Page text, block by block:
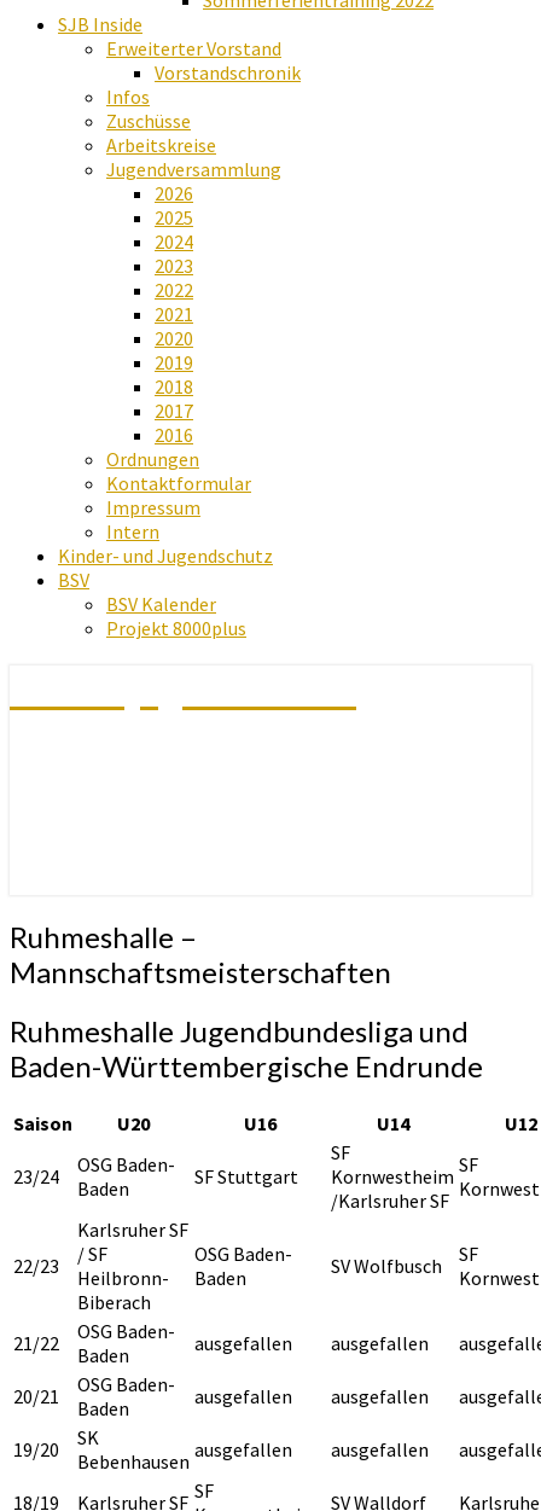
SJB Inside
Erweiterter Vorstand
Vorstandschronik
Infos
Zuschüsse
Arbeitskreise
Jugendversammlung
2026
2025
2024
2023
2022
2021
2020
2019
2018
2017
2016
Ordnungen
Kontaktformular
Impressum
Intern
Kinder- und Jugendschutz
BSV
BSV Kalender
Projekt 8000plus
Ruhmeshalle
–
Mannschaftsmeisterschaften
Ruhmeshalle –
Mannschaftsmeisterschaften
Ruhmeshalle Jugendbundesliga und
Baden-Württembergische Endrunde
Saison U20 U16 U14 U12
23/24
OSG Baden-
Baden
SF Stuttgart
SF
Kornwestheim
/Karlsruher SF
SF
22/23
Karlsruher SF
/ SF
Heilbronn-
Biberach
OSG Baden-
Baden
SV Wolfbusch
SF
21/22
OSG Baden-
Baden
ausgefallen ausgefallen
20/21
OSG Baden-
Baden
ausgefallen ausgefallen
19/20
SK
Bebenhausen ausgefallen ausgefallen
18/19 Karlsruher SF SF
SV Walldorf